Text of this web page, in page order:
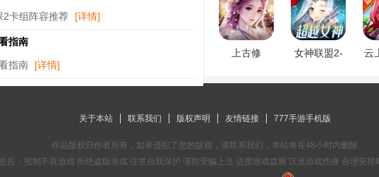
2卡组阵容推荐 [详情]
指南
指南 [详情]
上古修
女神联盟2-
云
关于本站 联系我们 版权声明 友情链接 777手游手机版
作品版权归作者所有，如果侵犯了您的版权，请联系我们，本站将在48小时内删除
告：抵制不良游戏 拒绝盗版游戏 注意自我保护 谨防受骗上当 适度游戏益脑 沉迷游戏伤身 合理安排